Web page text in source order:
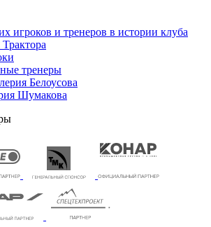
игроков и тренеров в истории клуба
тренеры
Белоусова
Шумакова